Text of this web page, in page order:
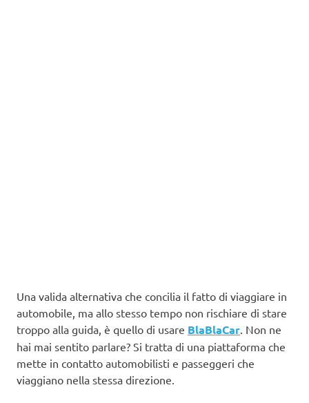
Una valida alternativa che concilia il fatto di viaggiare in
automobile, ma allo stesso tempo non rischiare di stare
troppo alla guida, è quello di usare BlaBlaCar. Non ne
hai mai sentito parlare? Si tratta di una piattaforma che
mette in contatto automobilisti e passeggeri che
viaggiano nella stessa direzione.